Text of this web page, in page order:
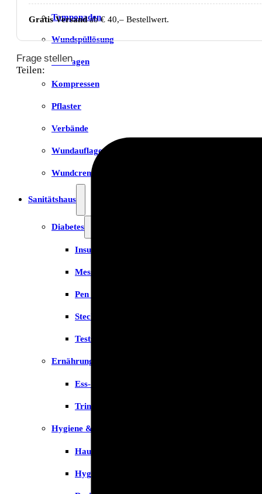
Tamponaden
Wundspüllösung
Bandagen
Kompressen
Pflaster
Verbände
Wundauflage
Wundcremes & Spray
Sanitätshaus
Diabetes
Insulinspritzen
Messgeräte
Pen Nadeln
Stechhilfen
Teststreifen
Ernährung & Trinkhilfen
Ess- und Trinkhilfen
Trinknahrung
Hygiene & Pflege
Hausapotheke
Hygieneartikel
Gratis Versandab € 40,– Bestellwert.
Frage stellen
Teilen: